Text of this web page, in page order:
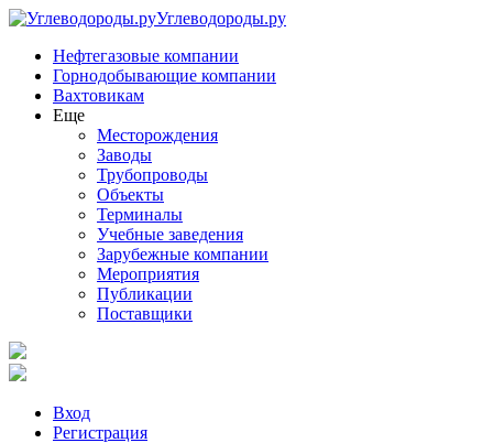
Углеводороды.ру
Нефтегазовые компании
Горнодобывающие компании
Вахтовикам
Еще
Месторождения
Заводы
Трубопроводы
Объекты
Терминалы
Учебные заведения
Зарубежные компании
Мероприятия
Публикации
Поставщики
Вход
Регистрация